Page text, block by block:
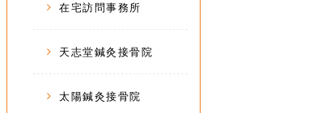
在宅訪問事務所
天志堂鍼灸接骨院
太陽鍼灸接骨院